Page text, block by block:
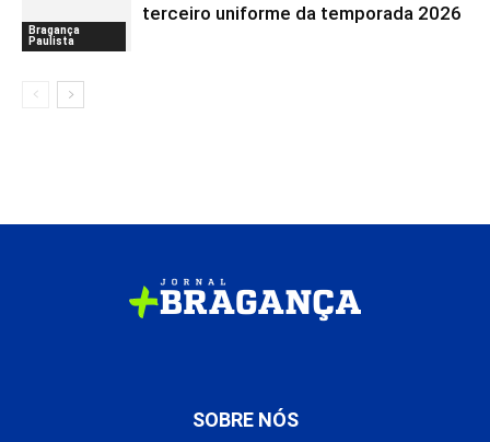
Bragança
Paulista
terceiro uniforme da temporada 2026
SOBRE NÓS